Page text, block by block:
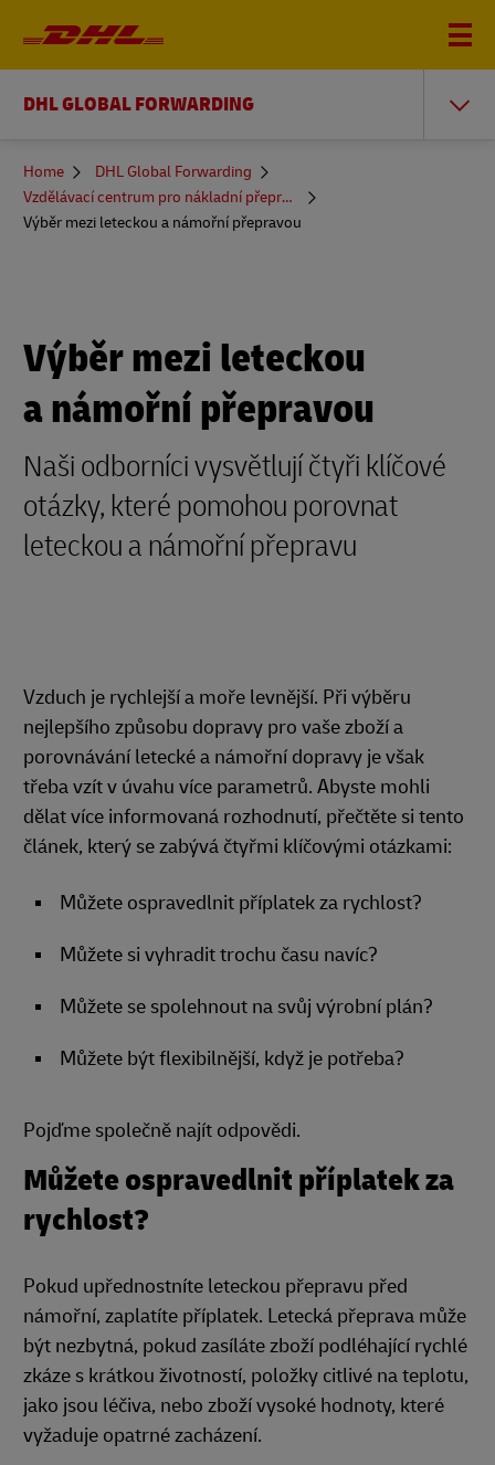
DHL GLOBAL FORWARDING
You
here
Home
DHL Global Forwarding
Vzdělávací centrum pro nákladní přepravu
Výběr mezi leteckou a námořní přepravou
Výběr mezi leteckou
a námořní přepravou
Naši odborníci vysvětlují čtyři klíčové
otázky, které pomohou porovnat
leteckou a námořní přepravu
Vzduch je rychlejší a moře levnější. Při výběru
nejlepšího způsobu dopravy pro vaše zboží a
porovnávání letecké a námořní dopravy je však
třeba vzít v úvahu více parametrů. Abyste mohli
dělat více informovaná rozhodnutí, přečtěte si tento
článek, který se zabývá čtyřmi klíčovými otázkami:
Můžete ospravedlnit příplatek za rychlost?
Můžete si vyhradit trochu času navíc?
Můžete se spolehnout na svůj výrobní plán?
Můžete být flexibilnější, když je potřeba?
Pojďme společně najít odpovědi.
Můžete ospravedlnit příplatek za
rychlost?
Pokud upřednostníte leteckou přepravu před
námořní, zaplatíte příplatek. Letecká přeprava může
být nezbytná, pokud zasíláte zboží podléhající rychlé
zkáze s krátkou životností, položky citlivé na teplotu,
jako jsou léčiva, nebo zboží vysoké hodnoty, které
vyžaduje opatrné zacházení.